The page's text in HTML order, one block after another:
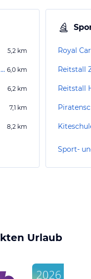
5,2 km
Flamingo-Halbinsel im Norden Djerbas 6,0 km
6,2 km
7,1 km
8,2 km
Royal
Reitstall
Reitstall
Sport-
Urlaub